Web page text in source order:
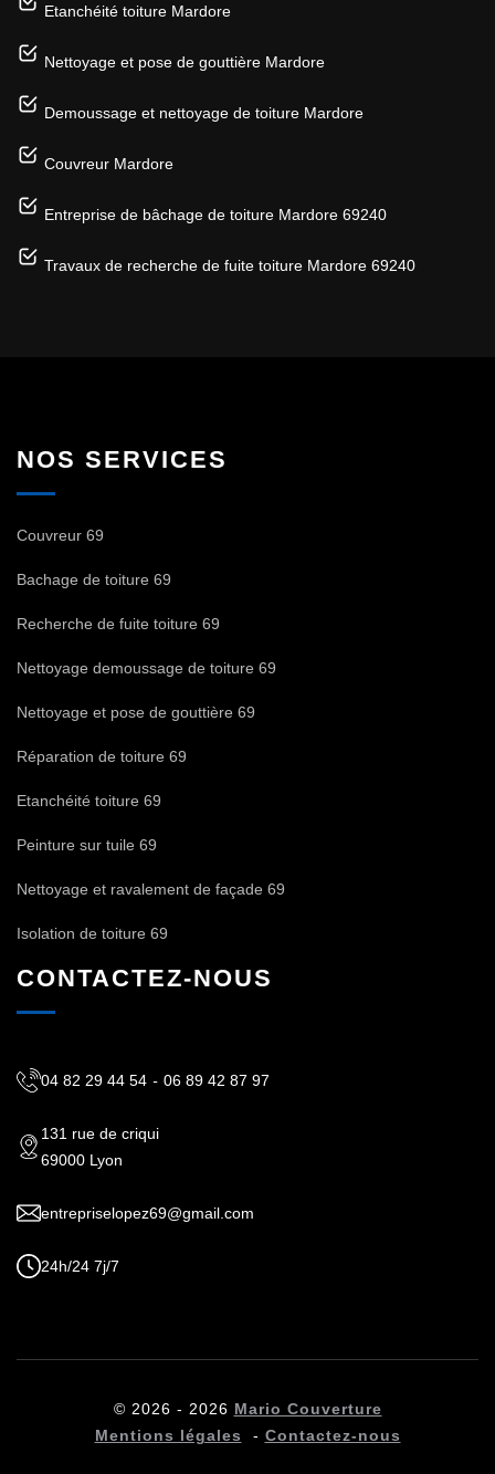
Etanchéité toiture Mardore
Nettoyage et pose de gouttière Mardore
Demoussage et nettoyage de toiture Mardore
Couvreur Mardore
Entreprise de bâchage de toiture Mardore 69240
Travaux de recherche de fuite toiture Mardore 69240
NOS SERVICES
Couvreur 69
Bachage de toiture 69
Recherche de fuite toiture 69
Nettoyage demoussage de toiture 69
Nettoyage et pose de gouttière 69
Réparation de toiture 69
Etanchéité toiture 69
Peinture sur tuile 69
Nettoyage et ravalement de façade 69
Isolation de toiture 69
CONTACTEZ-NOUS
04 82 29 44 54 - 06 89 42 87 97
131 rue de criqui
69000 Lyon
entrepriselopez69@gmail.com
24h/24 7j/7
© 2026 - 2026 Mario Couverture
Mentions légales - Contactez-nous